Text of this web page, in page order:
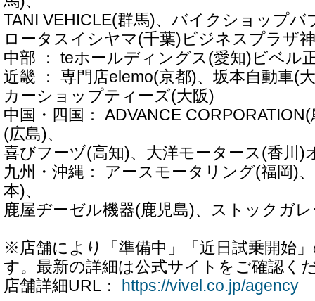
TANI VEHICLE(群馬)、バイクショップバ
ロータスイシヤマ(千葉)ビジネスプラザ
中部 ： teホールディングス(愛知)ビベル
近畿 ： 専門店elemo(京都)、坂本自動車(
カーショップティーズ(大阪)
中国・四国： ADVANCE
(広島)、
喜びフーヅ(高知)、大洋モータース(香川)
九州・沖縄： アースモータリング(福岡)
本)、
鹿屋ヂーゼル機器(鹿児島)、ストックガ
※店舗により「準備中」「近日試乗開始
す。最新の詳細は公式サイトをご確認く
店舗詳細URL：
https://vivel.co.jp/agency